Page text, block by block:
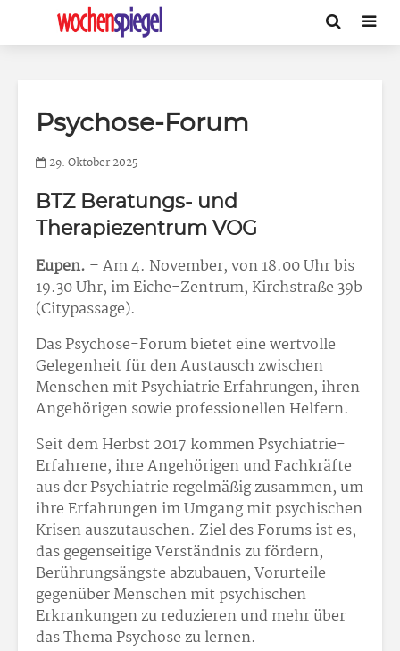
Psychose-Forum
29. Oktober 2025
BTZ Beratungs- und
Therapiezentrum VOG
Eupen. – Am 4. November, von 18.00 Uhr bis
19.30 Uhr, im Eiche-Zentrum, Kirchstraße 39b
(Citypassage).
Das Psychose-Forum bietet eine wertvolle
Gelegenheit für den Austausch zwischen
Menschen mit Psychiatrie Erfahrungen, ihren
Angehörigen sowie professionellen Helfern.
Seit dem Herbst 2017 kommen Psychiatrie-
Erfahrene, ihre Angehörigen und Fachkräfte
aus der Psychiatrie regelmäßig zusammen, um
ihre Erfahrungen im Umgang mit psychischen
Krisen auszutauschen. Ziel des Forums ist es,
das gegenseitige Verständnis zu fördern,
Berührungsängste abzubauen, Vorurteile
gegenüber Menschen mit psychischen
Erkrankungen zu reduzieren und mehr über
das Thema Psychose zu lernen.